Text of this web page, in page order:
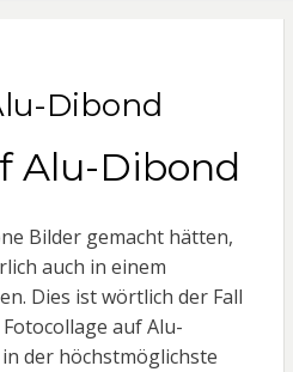
Dibond
Alu-Dibond
Bilder gemacht hätten,
auch in einem
Dies ist wörtlich der Fall
auf Alu-
der höchstmöglichste